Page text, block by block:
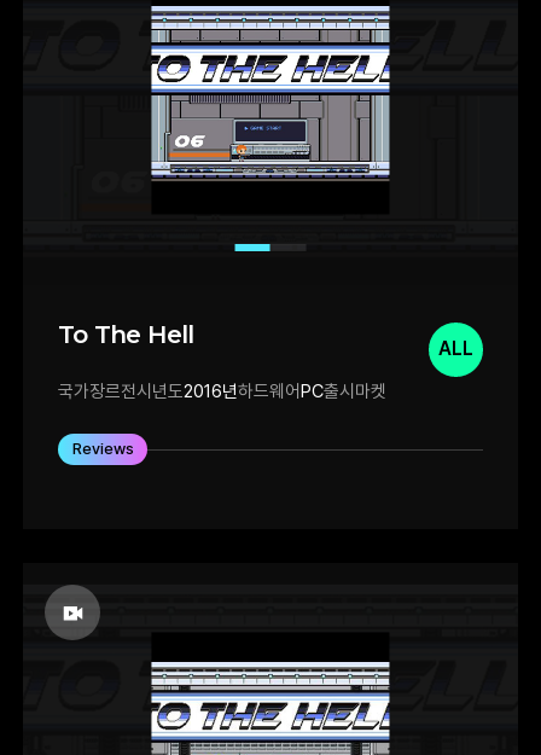
ALL
To The Hell
국가장르전시년도2016년하드웨어PC출시마켓
Reviews